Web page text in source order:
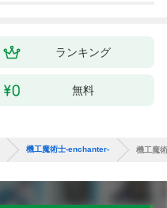
（１）ランキング
無料
機工魔術士-enchanter- 機工魔